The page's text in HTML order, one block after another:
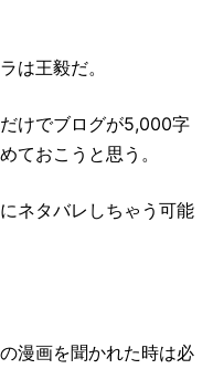
は王毅だ。
けでブログが5,000字
ておこうと思う。
ネタバレしちゃう可能
漫画を聞かれた時は必